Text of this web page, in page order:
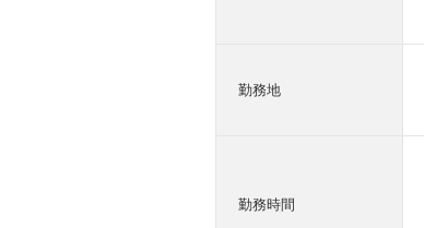
勤務地
勤務時間